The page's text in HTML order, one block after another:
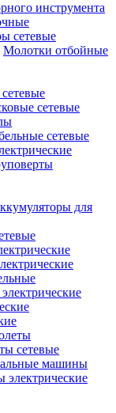
инструмента
сетевые
Молотки отбойные
сетевые
сетевые
для
сетевые
машины
электрические